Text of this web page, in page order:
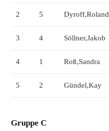
2 5 Dyroff,Roland
3 4 Söllner,Jakob
4 1 Roß,Sandra
5 2 Gündel,Kay
Gruppe C